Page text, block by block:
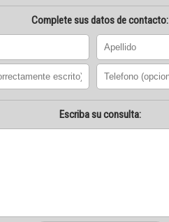
Complete sus datos de contacto:
Escriba su consulta: